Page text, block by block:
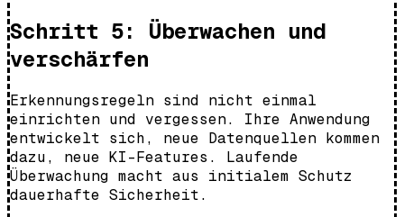
Schritt 5: Überwachen und
verschärfen
Erkennungsregeln sind nicht einmal
einrichten und vergessen. Ihre Anwendung
entwickelt sich, neue Datenquellen kommen
dazu, neue KI-Features. Laufende
Überwachung macht aus initialem Schutz
dauerhafte Sicherheit.